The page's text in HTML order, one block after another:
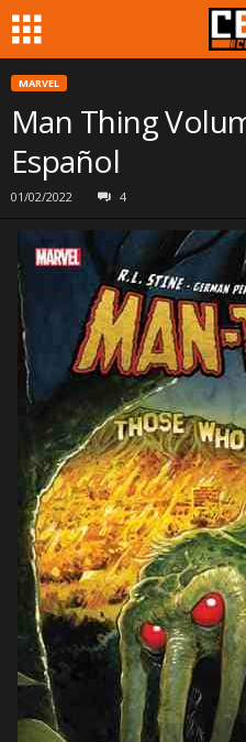
MARVEL
Man Thing
Español
01/02/2022 4